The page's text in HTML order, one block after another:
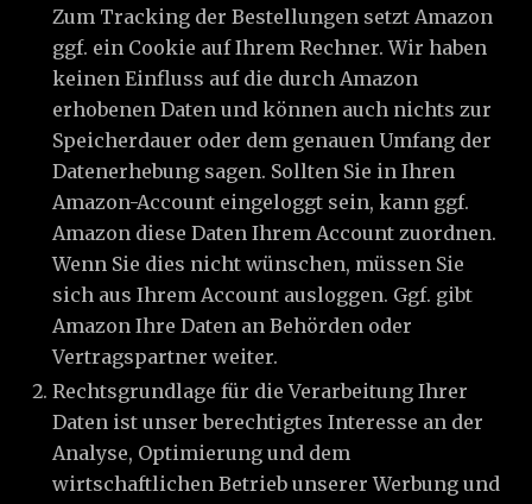
Zum Tracking der Bestellungen setzt Amazon
ggf. ein Cookie auf Ihrem Rechner. Wir haben
keinen Einfluss auf die durch Amazon
erhobenen Daten und können auch nichts zur
Speicherdauer oder dem genauen Umfang der
Datenerhebung sagen. Sollten Sie in Ihren
Amazon-Account eingeloggt sein, kann ggf.
Amazon diese Daten Ihrem Account zuordnen.
Wenn Sie dies nicht wünschen, müssen Sie
sich aus Ihrem Account ausloggen. Ggf. gibt
Amazon Ihre Daten an Behörden oder
Vertragspartner weiter.
Rechtsgrundlage für die Verarbeitung Ihrer
Daten ist unser berechtigtes Interesse an der
Analyse, Optimierung und dem
wirtschaftlichen Betrieb unserer Werbung und